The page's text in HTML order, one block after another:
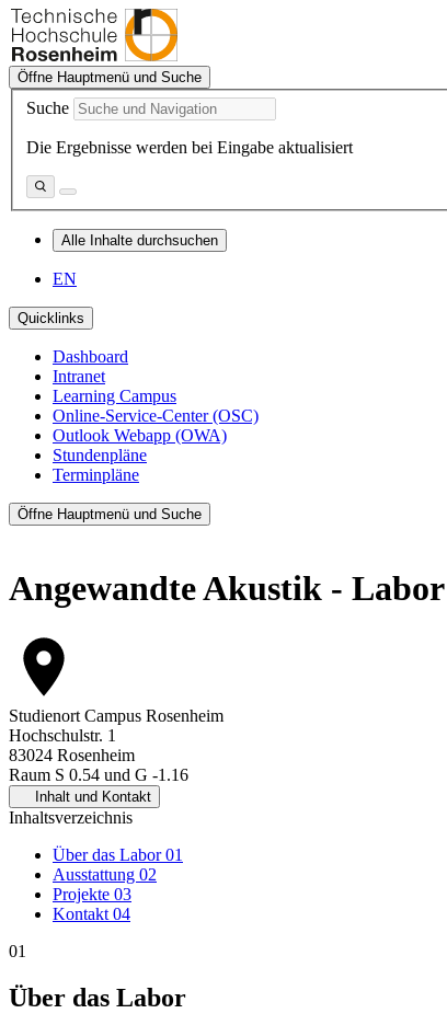
Öffne Hauptmenü und Suche
Suche
Die Ergebnisse werden bei Eingabe aktualisiert
Alle Inhalte durchsuchen
EN
Quicklinks
Dashboard
Intranet
Learning Campus
Online-Service-Center (OSC)
Outlook Webapp (OWA)
Stundenpläne
Terminpläne
Öffne Hauptmenü und Suche
Angewandte Akustik -
StudienortCampus Rosenheim
Hochschulstr. 1
83024 Rosenheim
Raum S 0.54 und G -1.16
Inhalt und Kontakt
Inhaltsverzeichnis
Über das Labor01
Ausstattung 02
Projekte 03
Kontakt04
01
Über das Labor